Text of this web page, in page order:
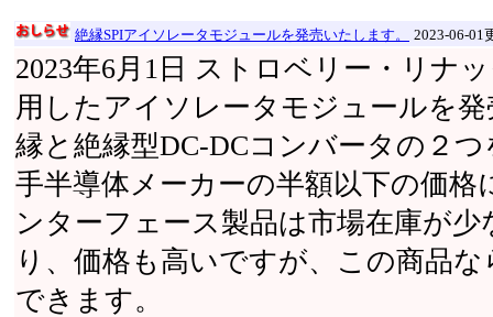
絶縁SPIアイソレータモジュールを発売いたします。 2023-06-01
2023年6月1日 ストロベリー・リナ
用したアイソレータモジュールを
縁と絶縁型DC-DCコンバータの２
手半導体メーカーの半額以下の価
ンターフェース製品は市場在庫が
り、価格も高いですが、この商品
できます。